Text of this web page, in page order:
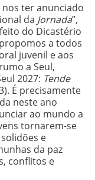
nos ter anunciado
da Jornada”,
do Dicastério
a todos
juvenil e aos
a Seul,
2027: Tende
É precisamente
neste ano
ao mundo a
tornarem-se
e
da paz
conflitos e